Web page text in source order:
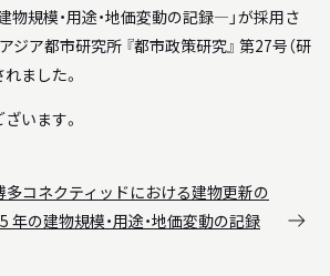
WEB」
建（1996 - 2021）」
規模・用途・地価変動の記録―」が採用さ
ジア都市研究所 『都市政策研究』 第27号（研
ました。
います。
コネクティッドにおける建物更新の
の建物規模・用途・地価変動の記録